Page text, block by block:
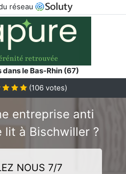
réseau
le Bas-Rhin (67)
(106 votes)
entreprise anti
lit à Bischwiller ?
NOUS 7/7